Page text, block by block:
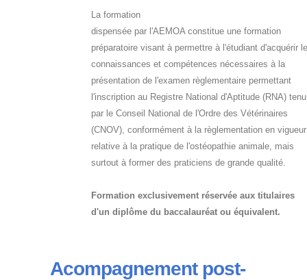
La formation
dispensée par l'AEMOA constitue une formation
préparatoire visant à permettre à l'étudiant d'acquérir
connaissances et compétences nécessaires à la
présentation de l'examen règlementaire permettant
l'inscription au Registre National d'Aptitude (RNA) tenu
par le Conseil National de l'Ordre des Vétérinaires
(CNOV), conformément à la règlementation en vigueur
relative à la pratique de l'ostéopathie animale, mais
surtout à former des praticiens de grande qualité.
Formation exclusivement réservée aux titulaires
d'un diplôme du baccalauréat ou équivalent.
Acompagnement post-